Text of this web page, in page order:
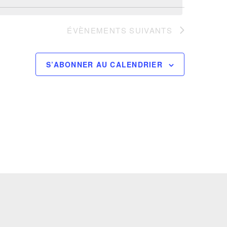
ÉVÈNEMENTS SUIVANTS
S’ABONNER AU CALENDRIER